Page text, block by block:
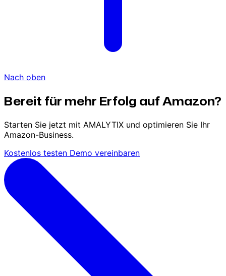
Nach oben
Bereit für mehr Erfolg auf Amazon?
Starten Sie jetzt mit AMALYTIX und optimieren Sie Ihr
Amazon-Business.
Kostenlos testen Demo vereinbaren